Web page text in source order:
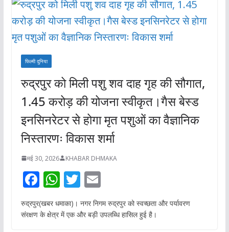
फिल्मी दुनिया
रुद्रपुर को मिली पशु शव दाह गृह की सौगात,
1.45 करोड़ की योजना स्वीकृत।गैस बेस्ड
इनसिनरेटर से होगा मृत पशुओं का वैज्ञानिक
निस्तारणः विकास शर्मा
मई 30, 2026 KHABAR DHMAKA
F
ac
e
W
h
at
T
w
itt
E
m
ai
रुद्रपुर(खबर धमाका)। नगर निगम रुद्रपुर को स्वच्छता और पर्यावरण
संरक्षण के क्षेत्र में एक और बड़ी उपलब्धि हासिल हुई है।